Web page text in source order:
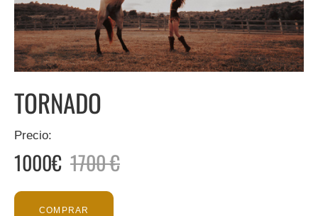
TORNADO
Precio:
1000€ 1700 €
COMPRAR